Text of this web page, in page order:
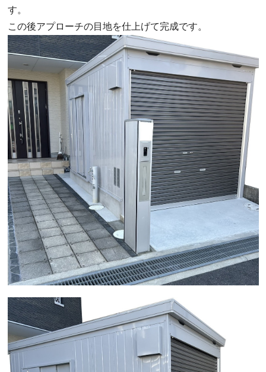
す。
この後アプローチの目地を仕上げて完成です。